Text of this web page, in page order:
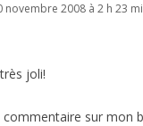
novembre 2008 à 2 h 23
joli!
sur mon